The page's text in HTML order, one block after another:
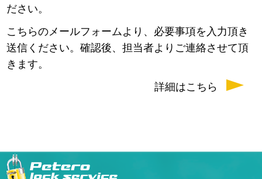
ださい。
こちらのメールフォームより、必要事項を入力頂き
送信ください。確認後、担当者よりご連絡させて頂
きます。
詳細はこちら